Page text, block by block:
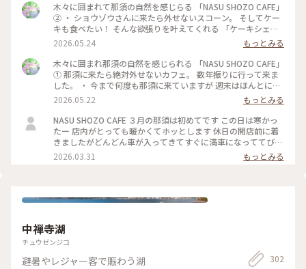
#2025 夏#夏旅#日光へ#日光二荒山神社#うさぎ像#よい縁うさ
ぎみくじ#御朱印#私のことりっぷ旅#ゆるり夏時間
木々に囲まれて那須の自然を感じらる 「NASU SHOZO CAFE」
② ・ ショウゾウさんに来たら外せないスコーン。 そしてケー
キも食べたい！ そんな欲張りを叶えてくれる 「ケーキシェス
タ」 私はかぼちゃプリン、 相方はレモンのレアチーズケー
キ。 ・ スコーンはさくっとほろっと食感。 ベリージャムと固
めにホイップした 生クリームが最高に合い かぼちゃプリンも
濃厚で美味しかった。 ・ そして SHOZOさんの空気感や 那須
高原の自然を感じながら 日常から離れゆるりと過ごせる 唯一
無二のカフェ とっても素敵なカフェでした。 #ちいさな列車旅
#那須高原 #那須カフェ #ナスショウゾウカフェ #木漏れ日のカ
フェ
2026.05.24
もっとみる
木々に囲まれ那須の自然を感じられる 「NASU SHOZO CAFE」
① 那須に来たら絶対外せないカフェ。 数年振りに行って来ま
した。 ・ 今まで何度も那須に来ていますが 週末はほんとに混
んでいて 1、2時間待ちは当たり前で ずっと諦めていました。
（季節にもよるかな） 今回は平日に行けたので それほど待た
ずに案内して頂けました。 ・ そして、気になっていた ワイン
グラスに注がれた ホットのウインナーコーヒーを 那須の自然
を感じられる テラス席で鳥の囀りをBGMに ゆるりと美味しい
時間を。 ・ 店内も魅力的で素敵。 ・ #ナスショウゾウカフェ
#nasushozocafe #那須高原#那須カフェ#ちいさな列車旅
2026.05.22
もっとみる
NASU SHOZO CAFE ３月の那須は初めてです この日は寒かっ
たー 店内がとっても暖かくてホッとします 休日の開店前に着
きましたがどんどん車が入ってきてすぐに満車になっててびっ
くり👀 トーストセットとサンドウィッチセット かぼちゃプリ
ンと白いチーズケーキもオーダーしたけど写真忘れました…ち
敵なお店なのでおすすめです！
2026.03.31 もっとみる
中禅寺湖
チュウゼンジコ
避暑やレジャー客で賑わう湖 302